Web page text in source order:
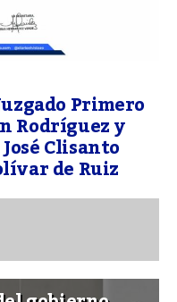
Primero
Rodríguez y
Clisanto
de Ruiz